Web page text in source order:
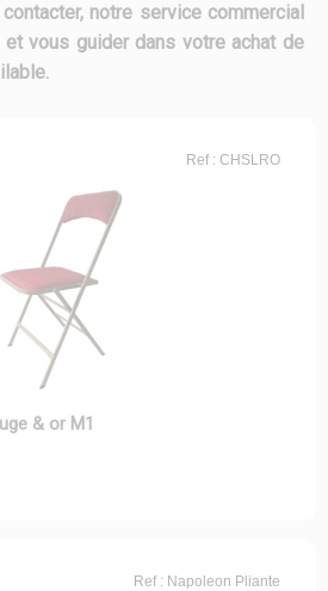
notre service commercial
vous guider dans votre achat de
Ref : CHSLRO
& or M1
Ref : Napoleon Pliante